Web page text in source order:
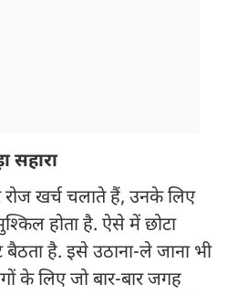
सहारा
खर्च चलाते हैं, उनके लिए
होता है. ऐसे में छोटा
है. इसे उठाना-ले जाना भी
के लिए जो बार-बार जगह